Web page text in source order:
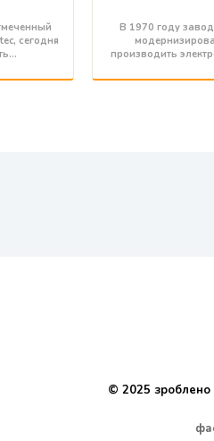
сегодня
В 1970 году
производить
© 2025 зроблено